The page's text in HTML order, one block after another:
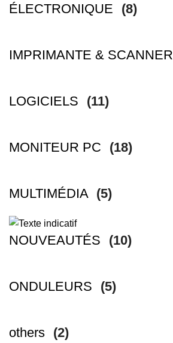
ÉLECTRONIQUE (8)
IMPRIMANTE & SCANNER
LOGICIELS (11)
MONITEUR PC (18)
MULTIMÉDIA (5)
NOUVEAUTÉS (10)
ONDULEURS (5)
others (2)